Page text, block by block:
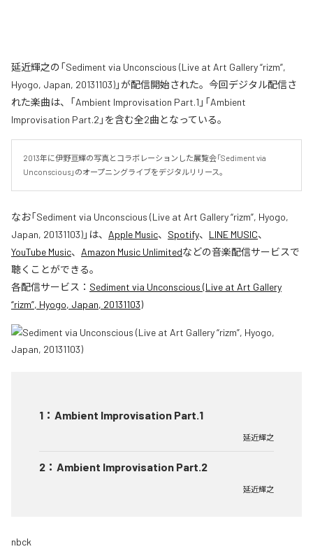
延近輝之の「Sediment via Unconscious (Live at Art Gallery “rizm”,
Hyogo, Japan, 20131103)」が配信開始された。今回デジタル配信さ
れた楽曲は、「Ambient Improvisation Part.1」「Ambient
Improvisation Part.2」を含む全2曲となっている。
2013年に伊野亘輝の写真とコラボレーションした展覧会「Sediment via
Unconscious」のオープニングライブをデジタルリリース。
なお「Sediment via Unconscious (Live at Art Gallery “rizm”, Hyogo,
Japan, 20131103)」は、 Apple Music、 Spotify、 LINE MUSIC、
YouTube Music、 Amazon Music Unlimitedなどの音楽配信サービスで
聴くことができる。
各配信サービス： Sediment via Unconscious (Live at Art Gallery
“rizm”, Hyogo, Japan, 20131103)
1 ： Ambient Improvisation Part.1
延近輝之
2 ： Ambient Improvisation Part.2
延近輝之
nbck